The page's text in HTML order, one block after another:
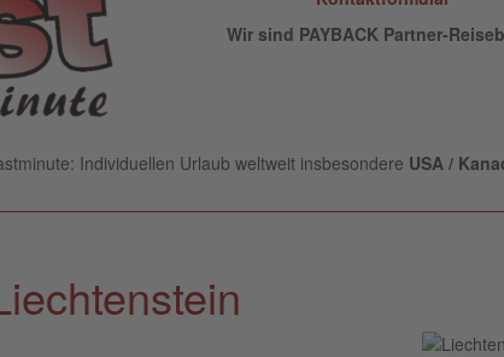
Wir sind PAYBACK Partner-
Individuellen Urlaub weltweit insbesondere USA /